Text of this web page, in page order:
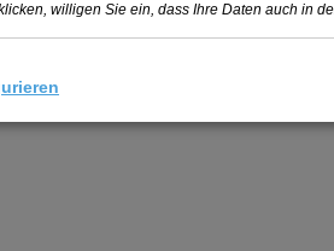
willigen Sie ein, dass Ihre Daten auch in